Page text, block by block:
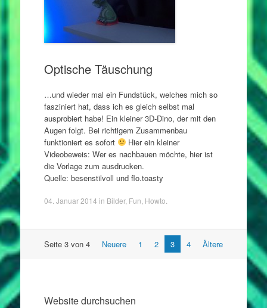
Optische Täuschung
…und wieder mal ein Fundstück, welches mich so
fasziniert hat, dass ich es gleich selbst mal
ausprobiert habe! Ein kleiner 3D-Dino, der mit den
Augen folgt. Bei richtigem Zusammenbau
funktioniert es sofort
Hier ein kleiner
Videobeweis: Wer es nachbauen möchte, hier ist
die Vorlage zum ausdrucken.
Quelle: besenstilvoll und flo.toasty
04. Januar 2014 in Bilder, Fun Howto
Artikel
Seite 3 von 4 Neuere 1 2 3 4 Ältere
Website durchsuchen